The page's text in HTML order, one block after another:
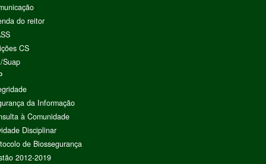
do reitor
CS
Suap
da Informação
à Comunidade
Disciplinar
de Biossegurança
2012-2019